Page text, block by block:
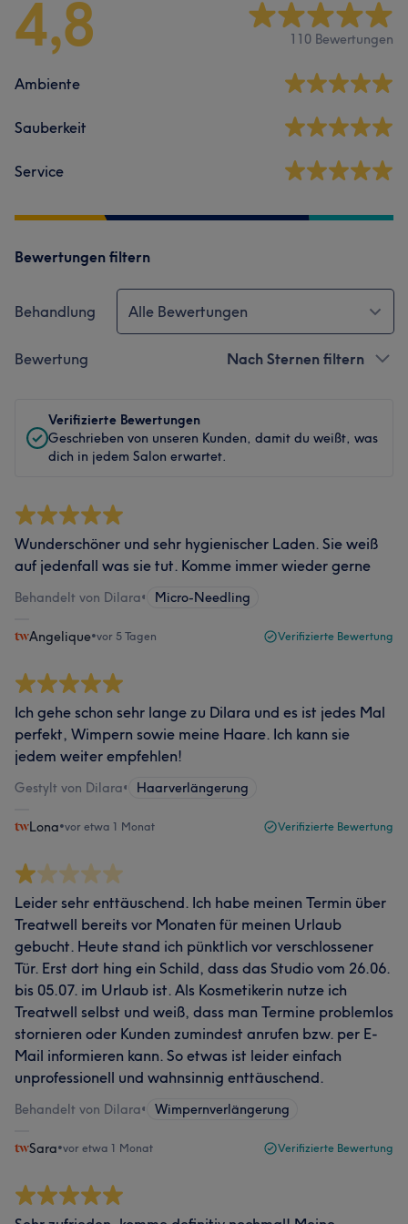
4,8 110 Bewertungen
Ambiente
Sauberkeit
Service
Bewertungen filtern
Behandlung Alle Bewertungen
Bewertung Nach Sternen filtern
Verifizierte Bewertungen
Geschrieben von unseren Kunden, damit du weißt, was
dich in jedem Salon erwartet.
Wunderschöner und sehr hygienischer Laden. Sie weiß
auf jedenfall was sie tut. Komme immer wieder gerne
Behandelt von Dilara• Micro-Needling
Angelique•vor 5 Tagen Verifizierte Bewertung
Ich gehe schon sehr lange zu Dilara und es ist jedes Mal
perfekt, Wimpern sowie meine Haare. Ich kann sie
jedem weiter empfehlen!
Gestylt von Dilara• Haarverlängerung
Lona•vor etwa 1 Monat Verifizierte Bewertung
Leider sehr enttäuschend. Ich habe meinen Termin über
Treatwell bereits vor Monaten für meinen Urlaub
gebucht. Heute stand ich pünktlich vor verschlossener
Tür. Erst dort hing ein Schild, dass das Studio vom 26.06.
bis 05.07. im Urlaub ist. Als Kosmetikerin nutze ich
Treatwell selbst und weiß, dass man Termine problemlos
stornieren oder Kunden zumindest anrufen bzw. per E-
Mail informieren kann. So etwas ist leider einfach
unprofessionell und wahnsinnig enttäuschend.
Behandelt von Dilara• Wimpernverlängerung
Sara•vor etwa 1 Monat Verifizierte Bewertung